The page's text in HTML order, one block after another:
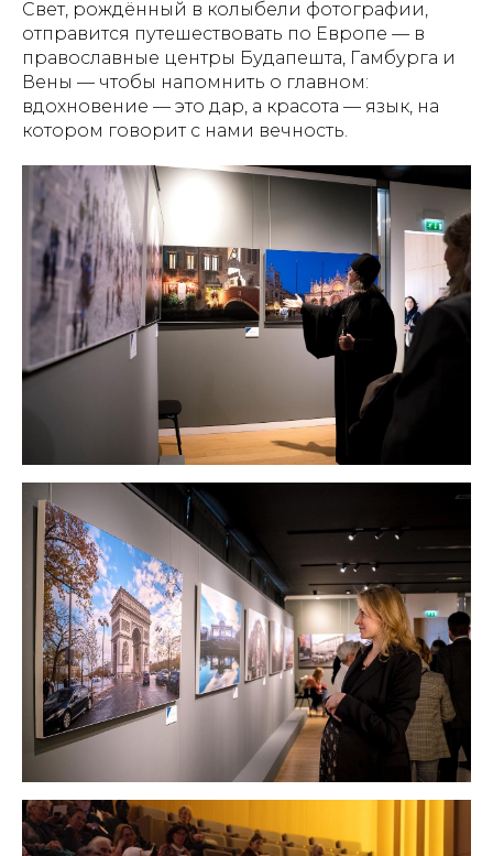
Свет, рождённый в колыбели фотографии,
отправится путешествовать по Европе — в
православные центры Будапешта, Гамбурга и
Вены — чтобы напомнить о главном:
вдохновение — это дар, а красота — язык, на
котором говорит с нами вечность.